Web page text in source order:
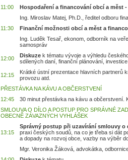
11:00
Hospodaření a financování obcí a měst
Ing. Miroslav Matej, Ph.D., ředitel odboru
11:30
Finanční možnosti obcí a měst a
Ing. Luděk Tesař, ekonom, odborník na
samospráv
12:00 Diskuzek tématu vývoje a výhledu
sdílených daní, finanční plánování,
12:15
Krátké ústní prezentace hlavních partnerů
provozu atd.
PŘESTÁVKA NA KÁVU A OBČERSTVENÍ
12:45
30 minut přestávka na kávu a občerstvení.
SMLOUVA O DÍLO A POSTUP PRO SPRÁVNÉ
OBECNĚ ZÁVAZNÝCH VYHLÁŠEK
13:15
Správný postup při uzavírání smlouvy o
praxi českých soudů, na co je třeba si dát
a dopady na rozvoj obce, vazby na výběr
Mgr. Veronika Žáková, advokátka,